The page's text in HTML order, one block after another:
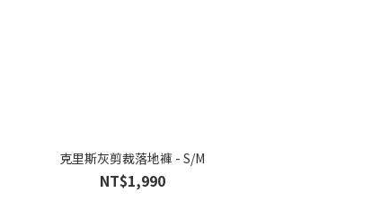
克里斯灰剪裁落地褲 - S/M
NT$1,990